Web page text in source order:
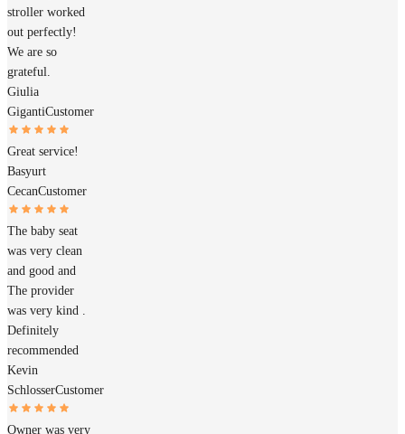
stroller worked
out perfectly!
We are so
grateful.
Giulia
GigantiCustomer
Great service!
Basyurt
CecanCustomer
The baby seat
was very clean
and good and
The provider
was very kind .
Definitely
recommended
Kevin
SchlosserCustomer
Owner was very